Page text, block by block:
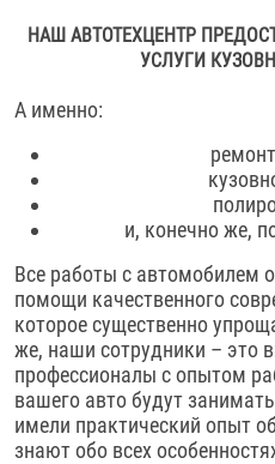
НАШ АВТОТЕХЦЕНТР
УСЛУГИ
А именно:
и, конечно же,
Все работы с автомобилем
помощи качественного
которое существенно
же, наши сотрудники – это
профессионалы с опытом
вашего авто будут
имели практический опыт
знают обо всех